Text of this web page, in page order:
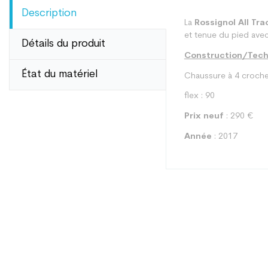
Description
Détails du produit
État du matériel
La Rossignol All
et tenue du pied
Construction/
Chaussure à 4
flex : 90
Prix neuf : 290 €
Année : 2017